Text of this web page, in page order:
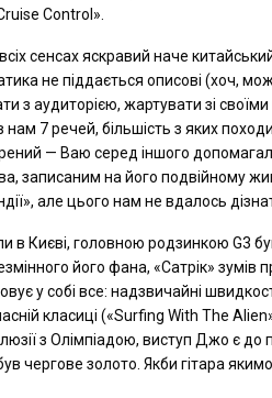
Control».
сенсах яскравий наче
не піддається описові (хоч,
з аудиторією, жартувати зі
7 речей, більшість з яких
— Ваю серед іншого
записаним на його подвійному
але цього нам не вдалось
в Києві, головною родзинкою G3
його фана, «Сатрік» зумів
у собі все: надзвичайні
класиці («Surfing With The
з Олімпіадою, виступ Джо є
чергове золото. Якби гітара